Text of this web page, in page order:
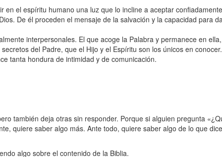
en el espíritu humano una luz que lo incline a aceptar confiadamente
De él proceden el mensaje de la salvación y la capacidad para
interpersonales. El que acoge la Palabra y permanece en ella,
del Padre, que el Hijo y el Espíritu son los únicos en conocer.
tanta hondura de intimidad y de comunicación.
también deja otras sin responder. Porque si alguien pregunta
quiere saber algo más. Ante todo, quiere saber algo de lo que dice
algo sobre el contenido de la Biblia.